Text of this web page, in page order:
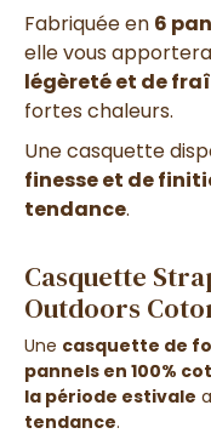
Fabriquée en 6
elle vous
légèreté et de
fortes chaleurs.
Une casquette
finesse et de
tendance.
Casquette
Outdoors
Une casquette de
pannels en 100%
la période estivale
tendance.